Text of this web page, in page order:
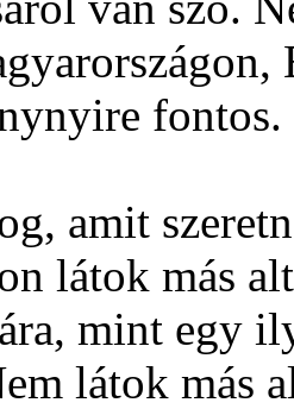
fontos.
amit
látok más
mint egy
látok más